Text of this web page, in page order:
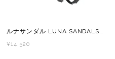
ルナサンダル LUNA SANDALS Retro Oso Flaco Black レトロオソフラコ メンズ・レディース 裸足の感覚を取り戻すトレイルサンダル
¥14,520